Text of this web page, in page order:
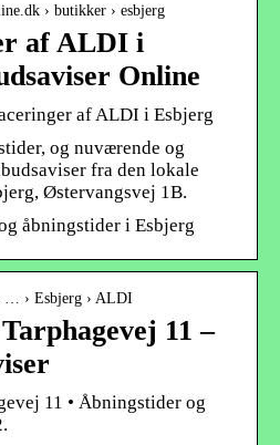
› butikker › esbjerg
af ALDI i
Online
af ALDI i Esbjerg
og nuværende og
fra den lokale
Østervangsvej 1B.
åbningstider i Esbjerg
… › Esbjerg › ALDI
11 –
11 • Åbningstider og